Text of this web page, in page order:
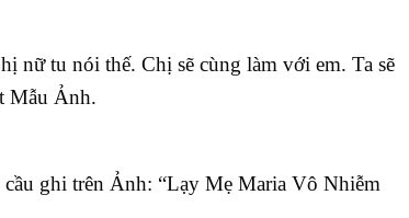
nữ tu nói thế. Chị sẽ cùng làm với em. Ta sẽ
Mẫu Ảnh.
ghi trên Ảnh: “Lạy Mẹ Maria Vô Nhiễm